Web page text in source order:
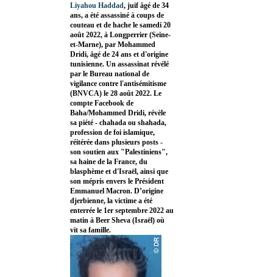
Liyahou Haddad, juif âgé de 34
ans, a été assassiné à coups de
couteau et de hache le samedi 20
août 2022, à Longperrier (Seine-
et-Marne), par Mohammed
Dridi, âgé de 24 ans et d'origine
tunisienne. Un assassinat révélé
par le Bureau national de
vigilance contre l'antisémitisme
(BNVCA) le 28 août 2022. Le
compte Facebook de
Baha/Mohammed Dridi, révèle
sa piété - chahada ou shahada,
profession de foi islamique,
réitérée dans plusieurs posts -
son soutien aux "Palestiniens",
sa haine de la France, du
blasphème et d'Israël, ainsi que
son mépris envers le Président
Emmanuel Macron. D’origine
djerbienne, la victime a été
enterrée le 1er septembre 2022 au
matin à Beer Sheva (Israël) où
vit sa famille.